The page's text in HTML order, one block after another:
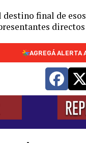
final de
AGREGÁ ALERTA